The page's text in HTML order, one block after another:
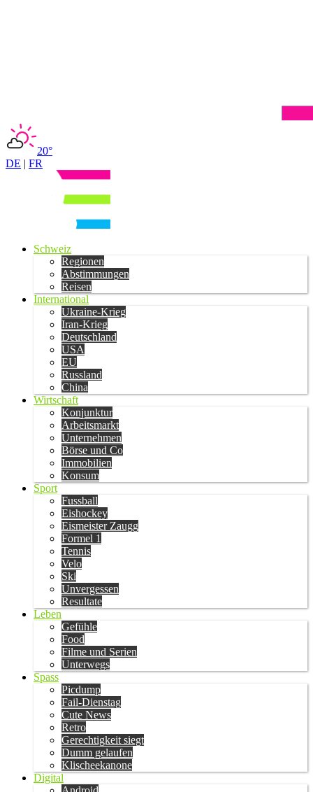
20°
DE | FR
Schweiz
Regionen
Abstimmungen
Reisen
International
Ukraine-Krieg
Iran-Krieg
Deutschland
USA
EU
Russland
China
Wirtschaft
Konjunktur
Arbeitsmarkt
Unternehmen
Börse und Co
Immobilien
Konsum
Sport
Fussball
Eishockey
Eismeister Zaugg
Formel 1
Tennis
Velo
Ski
Unvergessen
Resultate
Leben
Gefühle
Food
Filme und Serien
Unterwegs
Spass
Picdump
Fail-Dienstag
Cute News
Retro
Gerechtigkeit siegt
Dumm gelaufen
Klischeekanone
Digital